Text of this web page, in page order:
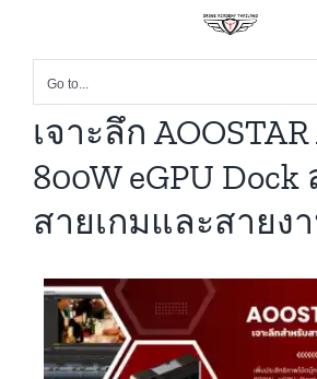
Go to...
เจาะลึก AOOSTAR
800W eGPU
สายเกมและสายง